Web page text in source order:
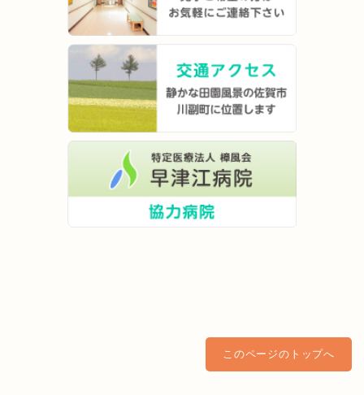
このページのトップへ